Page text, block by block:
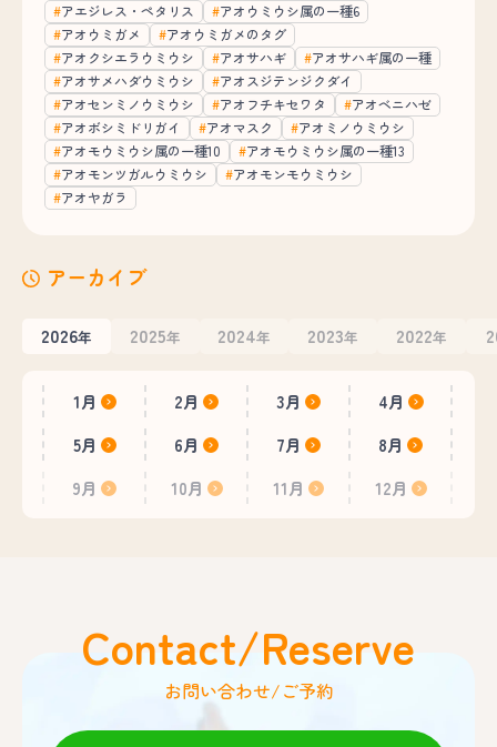
アエジレス・ペタリス
アオウミウシ属の一種6
アオウミガメ
アオウミガメのタグ
アオクシエラウミウシ
アオサハギ
アオサハギ属の一種
アオサメハダウミウシ
アオスジテンジクダイ
アオセンミノウミウシ
アオフチキセワタ
アオベニハゼ
アオボシミドリガイ
アオマスク
アオミノウミウシ
アオモウミウシ属の一種10
アオモウミウシ属の一種13
アオモンツガルウミウシ
アオモンモウミウシ
アオヤガラ
アーカイブ
2026年 2025年 2024年 2023年 2022年
1月 2月 3月
4月
5月
6月 7月
8月
9月
10月 11月 12月
Contact/Reserve
お問い合わせ/ご予約